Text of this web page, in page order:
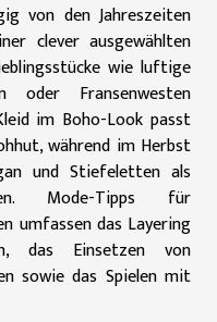
von den Jahreszeiten
clever ausgewählten
wie luftige
oder Fransenwesten
im Boho-Look passt
während im Herbst
und Stiefeletten als
Mode-Tipps für
umfassen das Layering
das Einsetzen von
sowie das Spielen mit